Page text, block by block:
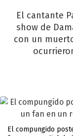
El cantante
show de
con un
El compungido